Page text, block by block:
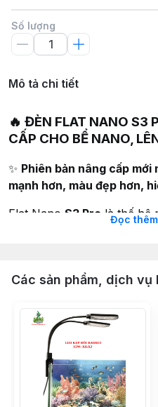
Số lượng
Mô tả chi tiết
🔥 ĐÈN FLAT NANO S3
CẤP CHO BỂ NANO,
✨ Phiên bản nâng cấp mới
mạnh hơn, màu đẹp hơn,
Flat Nano S3 Pro là thế hệ
⭐ ƯU ĐIỂM NỔI BẬT
✔ Ánh sáng mạnh – tập
Đọc
Các sản phẩm, dịch vụ